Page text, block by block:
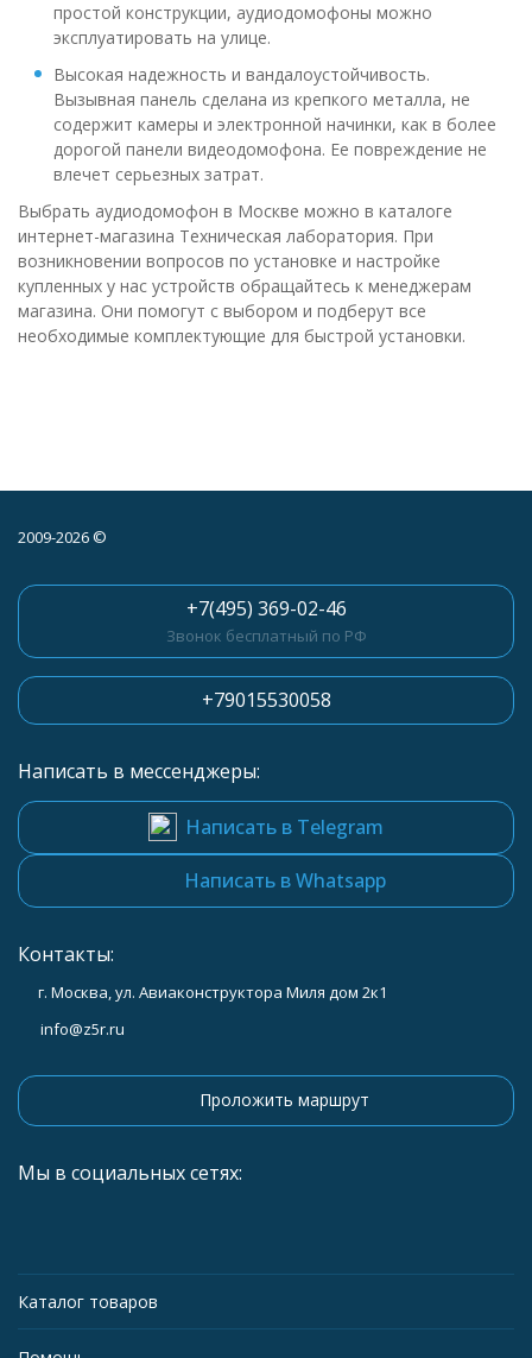
простой конструкции, аудиодомофоны можно
эксплуатировать на улице.
Высокая надежность и вандалоустойчивость.
Вызывная панель сделана из крепкого металла, не
содержит камеры и электронной начинки, как в более
дорогой панели видеодомофона. Ее повреждение не
влечет серьезных затрат.
Выбрать аудиодомофон в Москве можно в каталоге
интернет-магазина Техническая лаборатория. При
возникновении вопросов по установке и настройке
купленных у нас устройств обращайтесь к менеджерам
магазина. Они помогут с выбором и подберут все
необходимые комплектующие для быстрой установки.
2009-2026 ©
+7(495) 369-02-46
Звонок бесплатный по РФ
+79015530058
Написать в мессенджеры:
Написать в Telegram
Написать в Whatsapp
Контакты:
г. Москва, ул. Авиаконструктора Миля дом 2к1
info@z5r.ru
Проложить маршрут
Мы в социальных сетях:
Каталог товаров